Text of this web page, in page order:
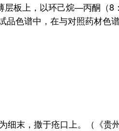
板上，以环己烷—丙酮（8
色谱中，在与对照药材色
末，撒于疮口上。（《贵